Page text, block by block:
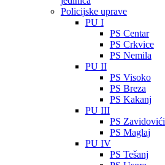
Policijske uprave
PU I
PS Centar
PS Crkvice
PS Nemila
PU II
PS Visoko
PS Breza
PS Kakanj
PU III
PS Zavidovići
PS Maglaj
PU IV
PS Tešanj